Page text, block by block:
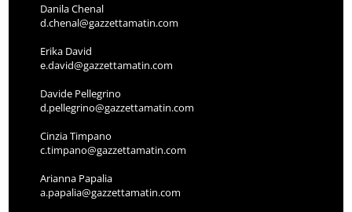
Danila Chenal
d.chenal@gazzettamatin.com
Erika David
e.david@gazzettamatin.com
Davide Pellegrino
d.pellegrino@gazzettamatin.com
Cinzia Timpano
c.timpano@gazzettamatin.com
Arianna Papalia
a.papalia@gazzettamatin.com